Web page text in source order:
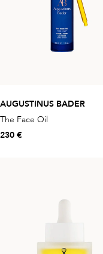
AUGUSTINUS BADER
The Face Oil
230 €